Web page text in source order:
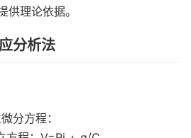
供理论依据。
分析法
分方程：